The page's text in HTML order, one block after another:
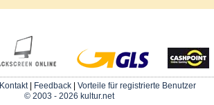
Kontakt| Feedback| Vorteile für registrierte Benutzer
© 2003 - 2026 kultur.net